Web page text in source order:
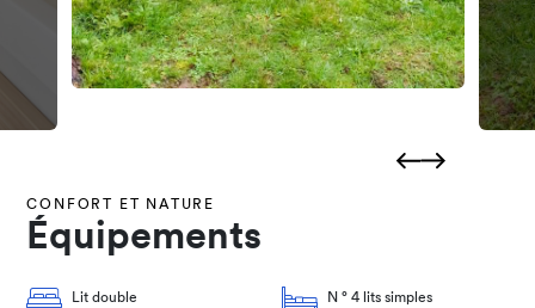
CONFORT ET NATURE
Équipements
Lit double N ° 4 lits simples